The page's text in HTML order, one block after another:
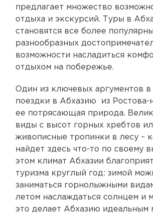
предлагает множество
отдыха и экскурсий. Туры в
становятся все более
разнообразных
возможности насладиться
отдыхом на побережье.
Один из ключевых аргументов в
поездки в Абхазию из Ростова-
ее потрясающая природа.
виды с высот горных хребтов
живописные тропинки в лесу –
найдет здесь что-то по своему
этом климат Абхазии
туризма круглый год: зимой
заниматься горнолыжными
летом наслаждаться солнцем и
это делает Абхазию идеальным